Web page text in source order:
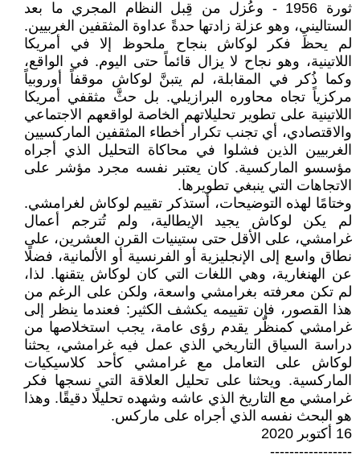
ثورة 1956 - وعُزل من قِبل النظام المجري ما بعد
الستاليني، وهو عزلة زادتها حدةً عداوة المثقفين الغربيين.
لم يحظَ فكر لوكاش بنجاح ملحوظ إلا في أمريكا
اللاتينية، وهو نجاح لا يزال قائماً حتى اليوم. في الواقع،
وكما ذُكر في المقابلة، لم يتبنَّ لوكاش موقفاً أوروبياً
مركزياً تجاه محاوره البرازيلي. بل حثَّ مثقفي أمريكا
اللاتينية على تطوير تحليلاتهم الخاصة لواقعهم الاجتماعي
والاقتصادي، أي تجنب تكرار أخطاء المثقفين الماركسيين
الغربيين الذين فشلوا في محاكاة التحليل الذي أجراه
مؤسسو الماركسية. كان يعتبر نفسه مجرد مؤشر على
الاتجاهات التي ينبغي تطويرها.
وختامًا لهذه التوضيحات، أستذكر تقييم لوكاش لغرامشي.
لم يكن لوكاش يجيد الإيطالية، ولم تُترجم أعمال
غرامشي، على الأقل حتى ستينيات القرن العشرين، على
نطاق واسع إلى الإنجليزية أو الفرنسية أو الألمانية، فضلًا
عن الهنغارية، وهي اللغات التي كان لوكاش يتقنها. لذا،
لم تكن معرفته بغرامشي واسعة، ولكن على الرغم من
هذا القصور، فإن تقييمه يكشف الكثير: فعندما ينظر إلى
غرامشي كمنظّر يقدم رؤى عامة، يجب استخلاصها من
دراسة السياق التاريخي الذي عمل فيه غرامشي، يحثنا
لوكاش على التعامل مع غرامشي كأحد كلاسيكيات
الماركسية. ويحثنا على تحليل العلاقة التي نسجها فكر
غرامشي مع التاريخ الذي عاشه وشهده تحليلًا دقيقًا. وهذا
هو البحث نفسه الذي أجراه على ماركس.
16 أكتوبر 2020
-----------------